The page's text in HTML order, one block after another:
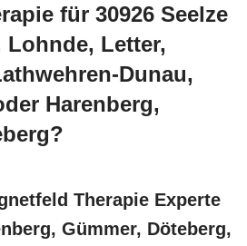
für 30926 Seelze
Letter,
Dunau,
Harenberg,
Therapie Experte
Gümmer, Döteberg,